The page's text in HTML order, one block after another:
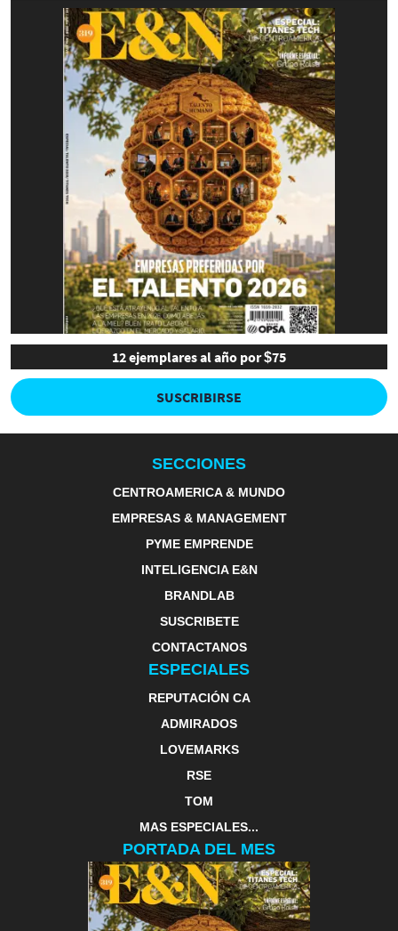
12 ejemplares al año por $75
SUSCRIBIRSE
SECCIONES
CENTROAMERICA & MUNDO
EMPRESAS & MANAGEMENT
PYME EMPRENDE
INTELIGENCIA E&N
BRANDLAB
SUSCRIBETE
CONTACTANOS
ESPECIALES
REPUTACIÓN CA
ADMIRADOS
LOVEMARKS
RSE
TOM
MAS ESPECIALES...
PORTADA DEL MES